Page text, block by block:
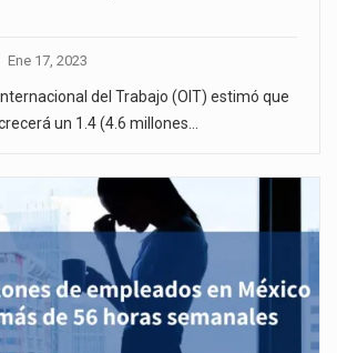
Ene 17, 2023
del Trabajo (OIT) estimó que
un 1.4 (4.6 millones…